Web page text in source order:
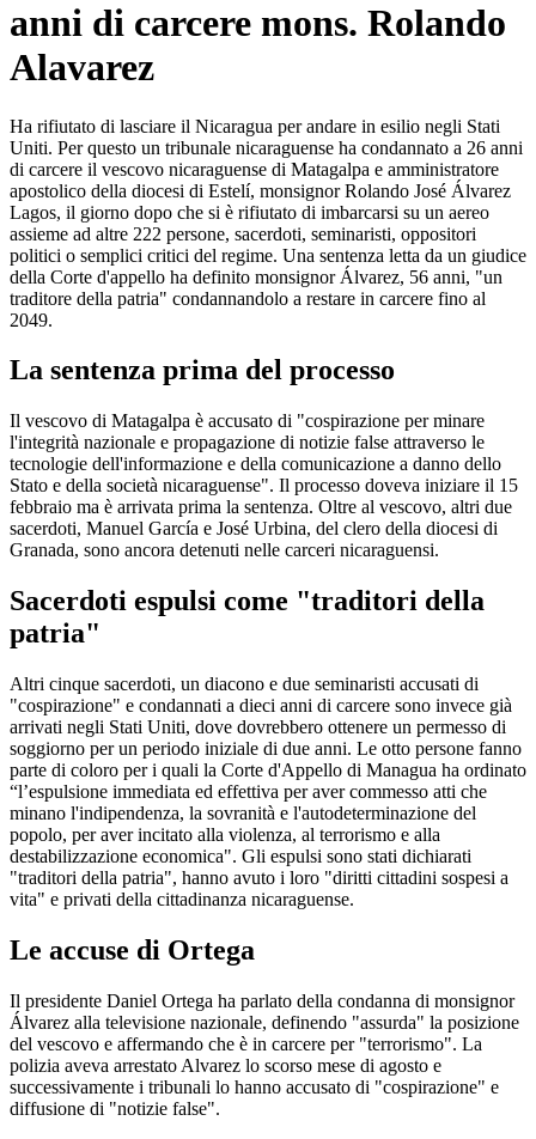
anni di carcere mons. Rolando
Alavarez
Ha rifiutato di lasciare il Nicaragua per andare in esilio negli Stati
Uniti. Per questo un tribunale nicaraguense ha condannato a 26 anni
di carcere il vescovo nicaraguense di Matagalpa e amministratore
apostolico della diocesi di Estelí, monsignor Rolando José Álvarez
Lagos, il giorno dopo che si è rifiutato di imbarcarsi su un aereo
assieme ad altre 222 persone, sacerdoti, seminaristi, oppositori
politici o semplici critici del regime. Una sentenza letta da un giudice
della Corte d'appello ha definito monsignor Álvarez, 56 anni, "un
traditore della patria" condannandolo a restare in carcere fino al
2049.
La sentenza prima del processo
Il vescovo di Matagalpa è accusato di "cospirazione per minare
l'integrità nazionale e propagazione di notizie false attraverso le
tecnologie dell'informazione e della comunicazione a danno dello
Stato e della società nicaraguense". Il processo doveva iniziare il 15
febbraio ma è arrivata prima la sentenza. Oltre al vescovo, altri due
sacerdoti, Manuel García e José Urbina, del clero della diocesi di
Granada, sono ancora detenuti nelle carceri nicaraguensi.
Sacerdoti espulsi come "traditori della
patria"
Altri cinque sacerdoti, un diacono e due seminaristi accusati di
"cospirazione" e condannati a dieci anni di carcere sono invece già
arrivati negli Stati Uniti, dove dovrebbero ottenere un permesso di
soggiorno per un periodo iniziale di due anni. Le otto persone fanno
parte di coloro per i quali la Corte d'Appello di Managua ha ordinato
“l’espulsione immediata ed effettiva per aver commesso atti che
minano l'indipendenza, la sovranità e l'autodeterminazione del
popolo, per aver incitato alla violenza, al terrorismo e alla
destabilizzazione economica". Gli espulsi sono stati dichiarati
"traditori della patria", hanno avuto i loro "diritti cittadini sospesi a
vita" e privati della cittadinanza nicaraguense.
Le accuse di Ortega
Il presidente Daniel Ortega ha parlato della condanna di monsignor
Álvarez alla televisione nazionale, definendo "assurda" la posizione
del vescovo e affermando che è in carcere per "terrorismo". La
polizia aveva arrestato Alvarez lo scorso mese di agosto e
successivamente i tribunali lo hanno accusato di "cospirazione" e
diffusione di "notizie false".